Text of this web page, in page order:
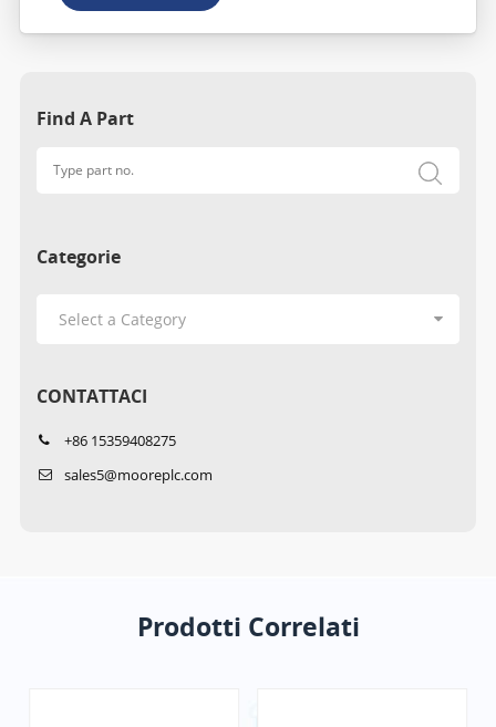
Find A Part
Categorie
CONTATTACI
+86 15359408275
sales5@mooreplc.com
Prodotti Correlati